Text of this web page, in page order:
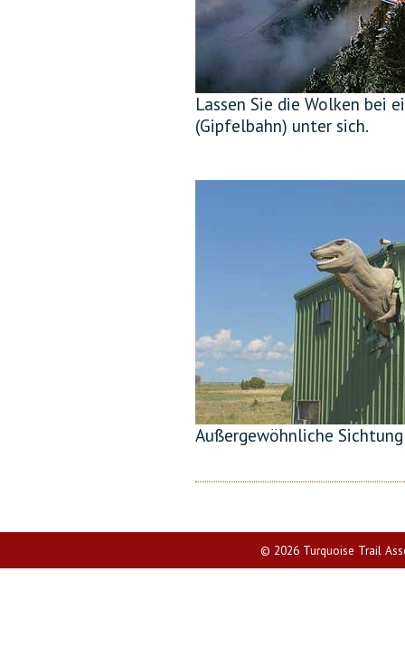
Lassen Sie die Wolken bei
(Gipfelbahn) unter sich.
Außergewöhnliche
© 2026 Turquoise Trail